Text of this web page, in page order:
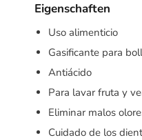
Eigenschaften
Uso alimenticio
Gasificante para
Antiácido
Para lavar fruta y
Eliminar malos
Cuidado de los